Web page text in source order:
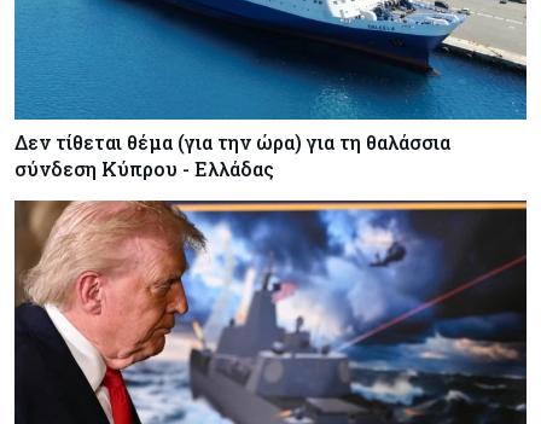
Δεν τίθεται θέμα (για την ώρα) για τη θαλάσσια
σύνδεση Κύπρου - Ελλάδας